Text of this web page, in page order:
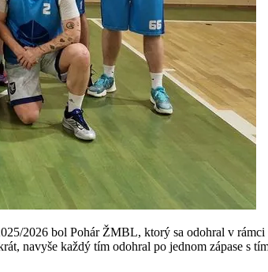
2026 bol Pohár ŽMBL, ktorý sa odohral v
navyše každý tím odohral po jednom zápase s